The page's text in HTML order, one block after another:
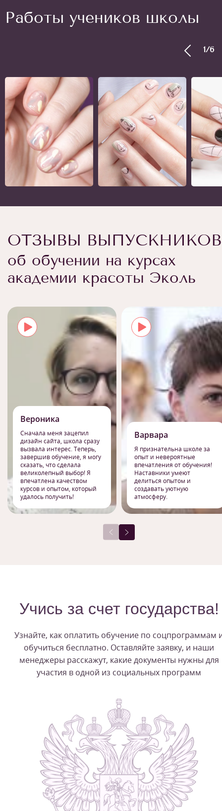
Работы учеников школы
1/6
ОТЗЫВЫ ВЫПУСКНИКОВ
об обучении на курсах
академии красоты Эколь
Вероника
Сначала меня зацепил
дизайн сайта, школа сразу
вызвала интерес. Теперь,
завершив обучение, я могу
сказать, что сделала
великолепный выбор! Я
впечатлена качеством
курсов и опытом, который
удалось получить!
Варвара
Я признательна школе за
опыт и невероятные
впечатления от обучения!
Наставники умеют
делиться опытом и
создавать уютную
атмосферу.
Учись за счет государства!
Узнайте, как оплатить обучение по соцпрограммам
обучиться бесплатно. Оставляйте заявку, и наши
менеджеры расскажут, какие документы нужны для
участия в одной из социальных программ